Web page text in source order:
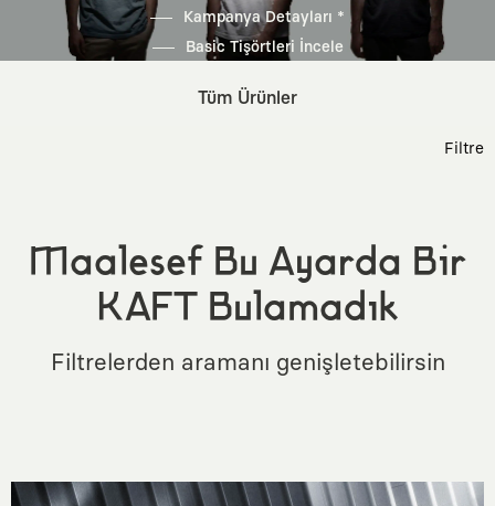
Kampanya Detayları *
Basic Tişörtleri İncele
Tüm Ürünler
Filtre
Maalesef Bu Ayarda Bir
KAFT Bulamadık
Filtrelerden aramanı genişletebilirsin